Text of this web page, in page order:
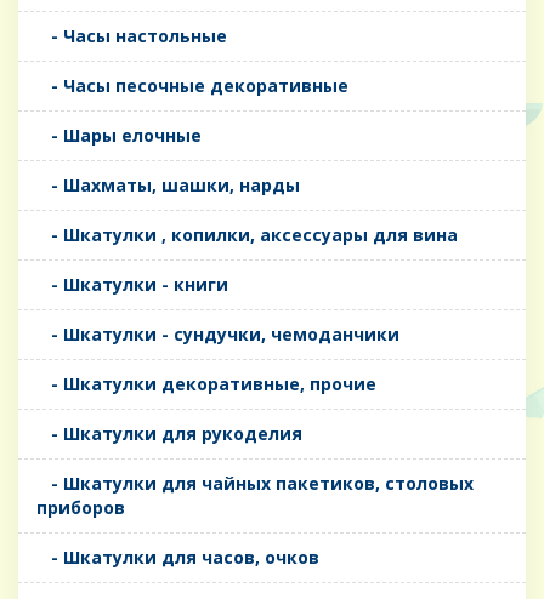
- Часы настольные
- Часы песочные декоративные
- Шары елочные
- Шахматы, шашки, нарды
- Шкатулки , копилки, аксессуары для вина
- Шкатулки - книги
- Шкатулки - сундучки, чемоданчики
- Шкатулки декоративные, прочие
- Шкатулки для рукоделия
- Шкатулки для чайных пакетиков, столовых
приборов
- Шкатулки для часов, очков